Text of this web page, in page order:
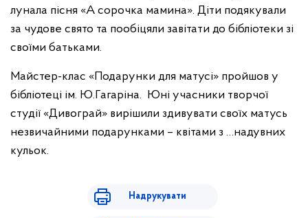
лунала пісня «А сорочка мамина». Діти подякували
за чудове свято та пообіцяли завітати до бібліотеки зі
своїми батьками.
Майстер-клас «Подарунки для матусі» пройшов у
бібліотеці ім. Ю.Гагаріна. Юні учасники творчої
студії «Дивограй» вирішили здивувати своїх матусь
незвичайними подарунками – квітами з …надувних
кульок.
Надрукувати